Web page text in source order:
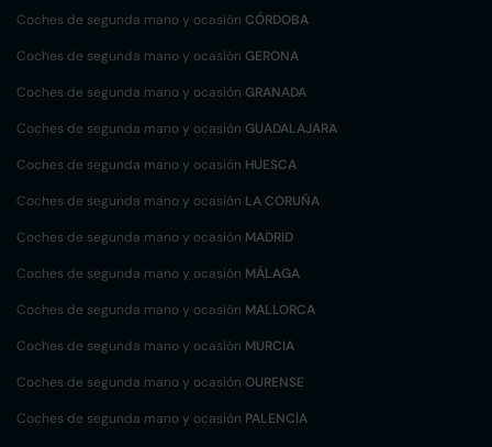
Coches de segunda mano y ocasión CÓRDOBA
Coches de segunda mano y ocasión GERONA
Coches de segunda mano y ocasión GRANADA
Coches de segunda mano y ocasión GUADALAJARA
Coches de segunda mano y ocasión HUESCA
Coches de segunda mano y ocasión LA CORUÑA
Coches de segunda mano y ocasión MADRID
Coches de segunda mano y ocasión MÁLAGA
Coches de segunda mano y ocasión MALLORCA
Coches de segunda mano y ocasión MURCIA
Coches de segunda mano y ocasión OURENSE
Coches de segunda mano y ocasión PALENCIA